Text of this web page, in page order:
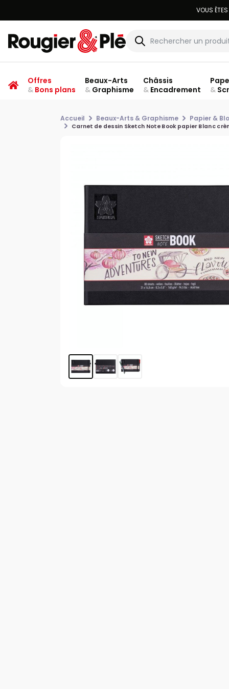
Offres
&Bons plans
Beaux-Arts
&Graphisme
Châssis
&Encadrement
&
Accueil Beaux-Arts & Graphisme Papier &
Carnet de dessin Sketch Note Book papier Blanc